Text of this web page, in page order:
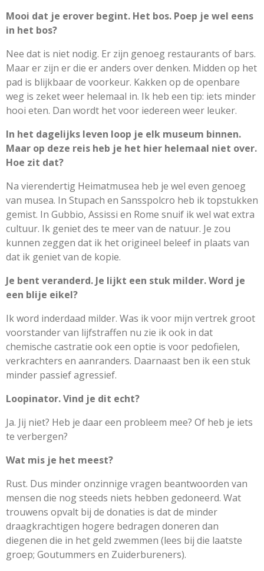
Mooi dat je erover begint. Het bos. Poep je wel eens
in het bos?
Nee dat is niet nodig. Er zijn genoeg restaurants of bars.
Maar er zijn er die er anders over denken. Midden op het
pad is blijkbaar de voorkeur. Kakken op de openbare
weg is zeket weer helemaal in. Ik heb een tip: iets minder
hooi eten. Dan wordt het voor iedereen weer leuker.
In het dagelijks leven loop je elk museum binnen.
Maar op deze reis heb je het hier helemaal niet over.
Hoe zit dat?
Na vierendertig Heimatmusea heb je wel even genoeg
van musea. In Stupach en Sansspolcro heb ik topstukken
gemist. In Gubbio, Assissi en Rome snuif ik wel wat extra
cultuur. Ik geniet des te meer van de natuur. Je zou
kunnen zeggen dat ik het origineel beleef in plaats van
dat ik geniet van de kopie.
Je bent veranderd. Je lijkt een stuk milder. Word je
een blije eikel?
Ik word inderdaad milder. Was ik voor mijn vertrek groot
voorstander van lijfstraffen nu zie ik ook in dat
chemische castratie ook een optie is voor pedofielen,
verkrachters en aanranders. Daarnaast ben ik een stuk
minder passief agressief.
Loopinator. Vind je dit echt?
Ja. Jij niet? Heb je daar een probleem mee? Of heb je iets
te verbergen?
Wat mis je het meest?
Rust. Dus minder onzinnige vragen beantwoorden van
mensen die nog steeds niets hebben gedoneerd. Wat
trouwens opvalt bij de donaties is dat de minder
draagkrachtigen hogere bedragen doneren dan
diegenen die in het geld zwemmen (lees bij die laatste
groep; Goutummers en Zuiderbureners).